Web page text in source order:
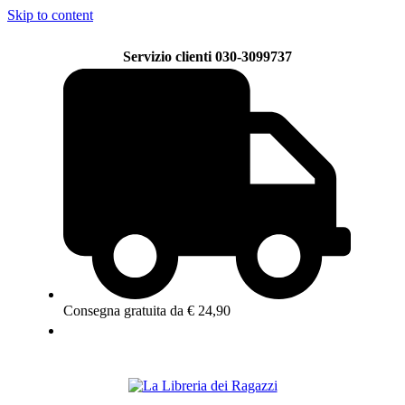
Skip to content
Servizio clienti 030-3099737
Consegna gratuita da € 24,90